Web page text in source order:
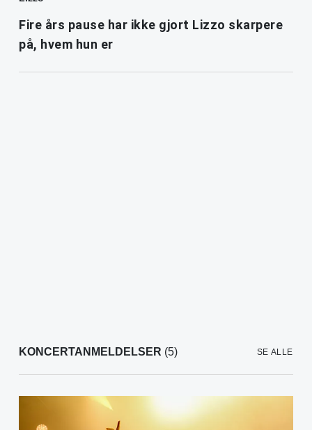
Fire års pause har ikke gjort Lizzo skarpere
på, hvem hun er
KONCERTANMELDELSER (5) SE ALLE